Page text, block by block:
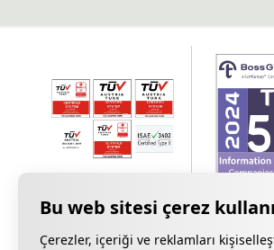
Çerezler, içeriği ve reklamları